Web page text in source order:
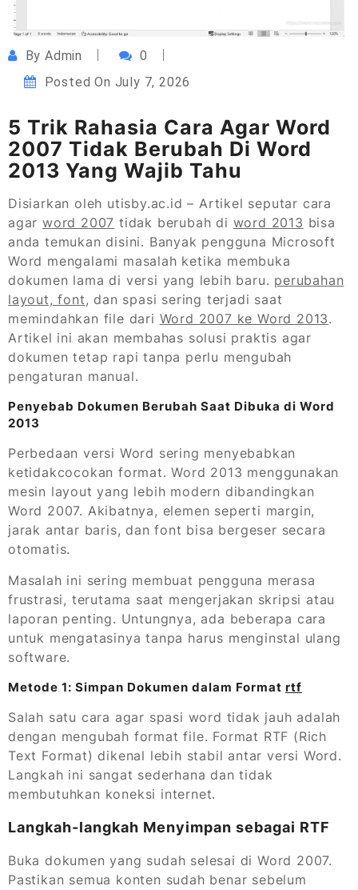
ByAdmin
0
Posted On July 7, 2026
5 Trik Rahasia Cara Agar Word
2007 Tidak Berubah Di Word
2013 Yang Wajib Tahu
Disiarkan oleh utisby.ac.id – Artikel seputar cara
agar word 2007 tidak berubah di word 2013 bisa
anda temukan disini. Banyak pengguna Microsoft
Word mengalami masalah ketika membuka
dokumen lama di versi yang lebih baru. perubahan
layout, font, dan spasi sering terjadi saat
memindahkan file dari Word 2007 ke Word 2013.
Artikel ini akan membahas solusi praktis agar
dokumen tetap rapi tanpa perlu mengubah
pengaturan manual.
Penyebab Dokumen Berubah Saat Dibuka di Word
2013
Perbedaan versi Word sering menyebabkan
ketidakcocokan format. Word 2013 menggunakan
mesin layout yang lebih modern dibandingkan
Word 2007. Akibatnya, elemen seperti margin,
jarak antar baris, dan font bisa bergeser secara
otomatis.
Masalah ini sering membuat pengguna merasa
frustrasi, terutama saat mengerjakan skripsi atau
laporan penting. Untungnya, ada beberapa cara
untuk mengatasinya tanpa harus menginstal ulang
software.
Metode 1: Simpan Dokumen dalam Format rtf
Salah satu cara agar spasi word tidak jauh adalah
dengan mengubah format file. Format RTF (Rich
Text Format) dikenal lebih stabil antar versi Word.
Langkah ini sangat sederhana dan tidak
membutuhkan koneksi internet.
Langkah-langkah Menyimpan sebagai RTF
Buka dokumen yang sudah selesai di Word 2007.
Pastikan semua konten sudah benar sebelum